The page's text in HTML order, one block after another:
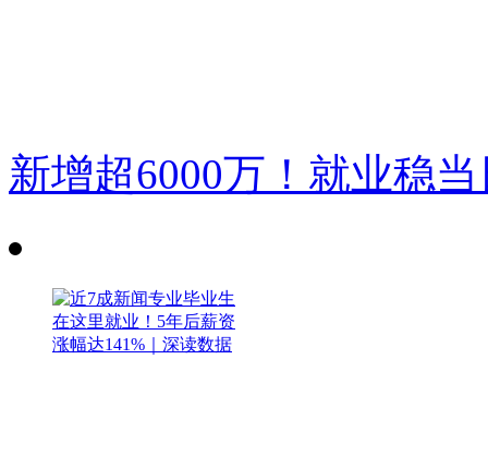
新增超6000万！就业稳